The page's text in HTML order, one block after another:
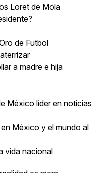
Loret de Mola
de Futbol
a madre e hija
México líder en noticias
México y el mundo al
vida nacional